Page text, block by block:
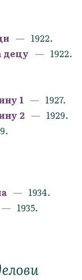
1922.
децу
1922.
1
1927.
2
1929.
1934.
1935.